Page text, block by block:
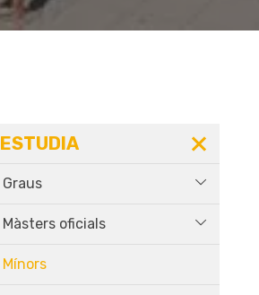
ESTUDIA
Graus
Màsters oficials
Mínors